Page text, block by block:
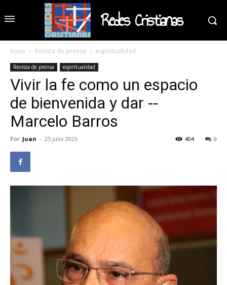
Redes Cristianas
Inicio Revista de prensa espiritualidad
Revista de prensa espiritualidad
Vivir la fe como un espacio
de bienvenida y dar --
Marcelo Barros
Por Juan - 25 julio 2023 0
404